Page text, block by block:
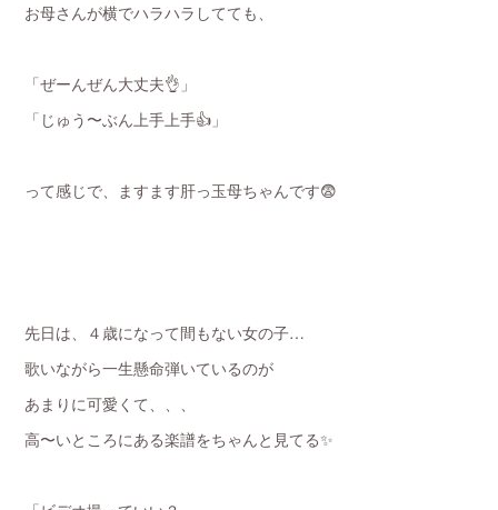
お母さんが横でハラハラしてても、
「ぜーんぜん大丈夫👌」
「じゅう〜ぶん上手上手👍」
って感じで、ますます肝っ玉母ちゃんです😨
先日は、４歳になって間もない女の子…
歌いながら一生懸命弾いているのが
あまりに可愛くて、、、
高〜いところにある楽譜をちゃんと見てる✨